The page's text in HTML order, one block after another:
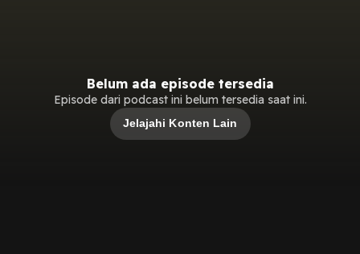
Belum ada episode tersedia
Episode dari podcast ini belum tersedia saat ini.
Jelajahi Konten Lain